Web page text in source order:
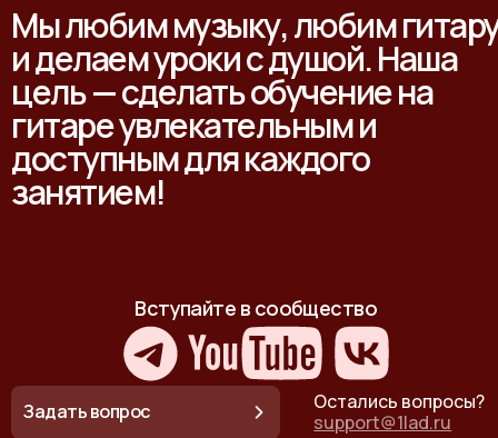
Мы любим музыку, любим
и делаем уроки с душой. Наша
цель — сделать обучение на
гитаре увлекательным и
доступным для каждого
занятием!
Вступайте в сообщество
Остались вопросы?
support@1lad.ru
Задать вопрос